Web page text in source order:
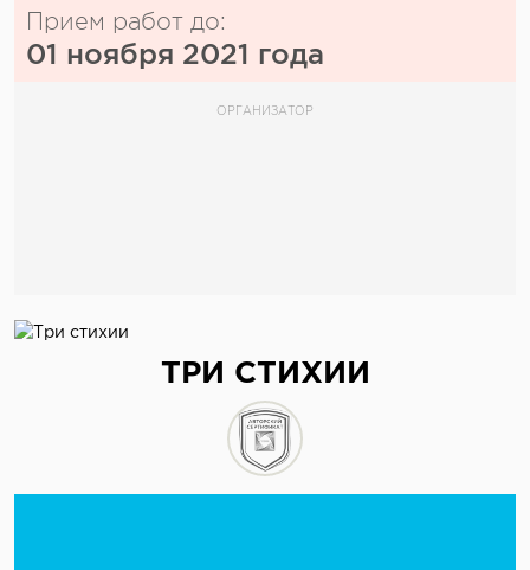
Прием работ до:
01 ноября 2021 года
ОРГАНИЗАТОР
ТРИ СТИХИИ